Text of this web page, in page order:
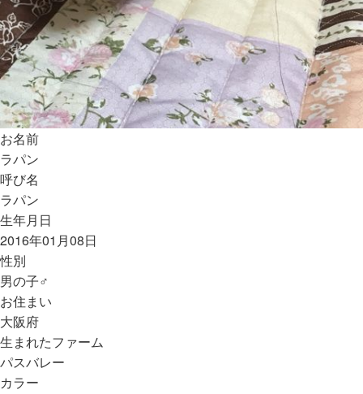
お名前
ラパン
呼び名
ラパン
生年月日
2016年01月08日
性別
男の子♂
お住まい
大阪府
生まれたファーム
パスバレー
カラー